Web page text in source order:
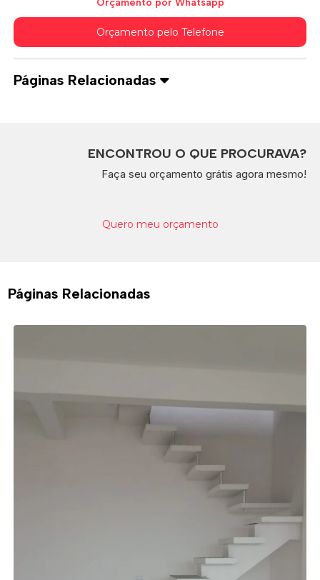
Orçamento por Whatsapp
Orçamento pelo Telefone
Páginas Relacionadas
ENCONTROU O QUE PROCURAVA?
Faça seu orçamento grátis agora mesmo!
Quero meu orçamento
Páginas Relacionadas